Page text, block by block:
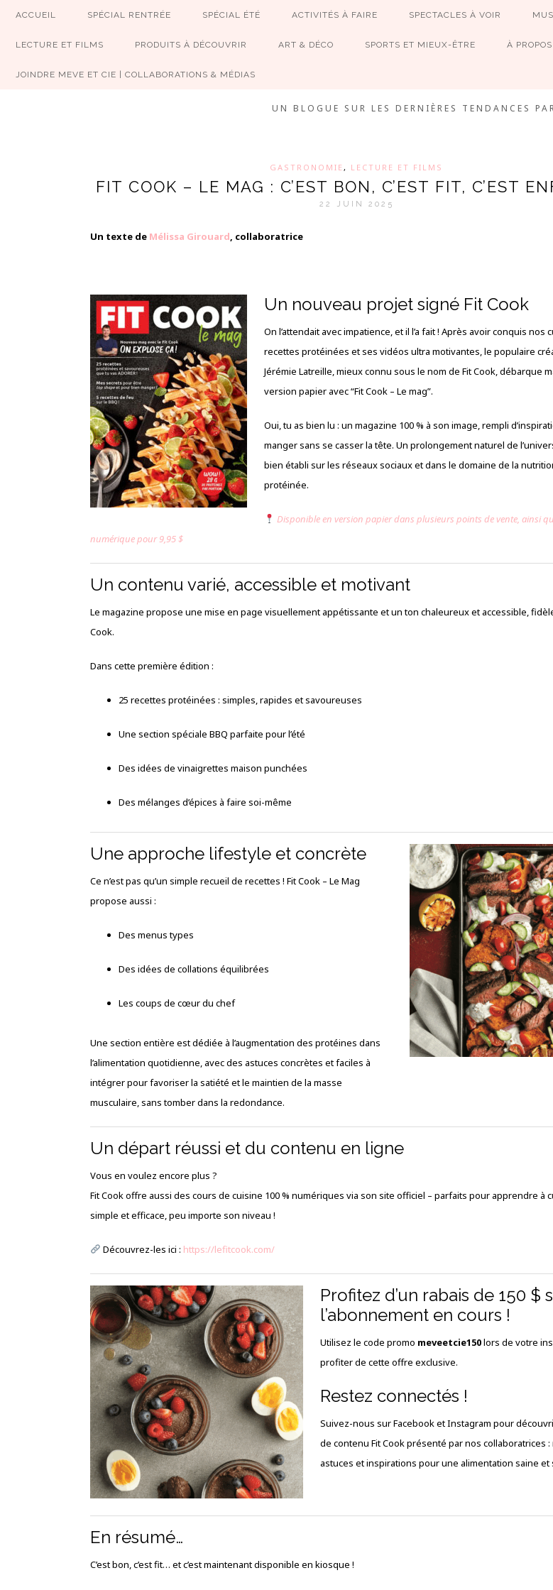
ACCUEIL SPÉCIAL RENTRÉE SPÉCIAL ÉTÉ ACTIVITÉS À FAIRE SPECTACLES À VOIR
LECTURE ET FILMS PRODUITS À DÉCOUVRIR ART & DÉCO SPORTS ET MIEUX-ÊTRE À PROPOS
JOINDRE MEVE ET CIE | COLLABORATIONS & MÉDIAS
UN BLOGUE SUR LES DERNIÈRES TENDANCES
GASTRONOMIE, LECTURE ET FILMS
FIT COOK – LE MAG : C’EST BON, C’EST FIT, C’EST
22 JUIN 2025
Un texte de Mélissa Girouard, collaboratrice
Un nouveau projet signé Fit Cook
On l’attendait avec impatience, et il l’a fait ! Après avoir conquis nos
recettes protéinées et ses vidéos ultra motivantes, le populaire
Jérémie Latreille, mieux connu sous le nom de Fit Cook, débarque
version papier avec “Fit Cook – Le mag”.
Oui, tu as bien lu : un magazine 100 % à son image, rempli
manger sans se casser la tête. Un prolongement naturel de
bien établi sur les réseaux sociaux et dans le domaine de la
protéinée.
Disponible en version papier dans plusieurs points de vente, ainsi
numérique pour 9,95 $
Un contenu varié, accessible et motivant
Le magazine propose une mise en page visuellement appétissante et un ton chaleureux et accessible,
Cook.
Dans cette première édition :
25 recettes protéinées : simples, rapides et savoureuses
Une section spéciale BBQ parfaite pour l’été
Des idées de vinaigrettes maison punchées
Des mélanges d’épices à faire soi-même
Une approche lifestyle et concrète
Ce n’est pas qu’un simple recueil de recettes ! Fit Cook – Le Mag
propose aussi :
Des menus types
Des idées de collations équilibrées
Les coups de cœur du chef
Une section entière est dédiée à l’augmentation des protéines dans
l’alimentation quotidienne, avec des astuces concrètes et faciles à
intégrer pour favoriser la satiété et le maintien de la masse
musculaire, sans tomber dans la redondance.
Un départ réussi et du contenu en ligne
Vous en voulez encore plus ?
Fit Cook offre aussi des cours de cuisine 100 % numériques via son site officiel – parfaits pour apprendre à
simple et efficace, peu importe son niveau !
Découvrez-les ici : https://lefitcook.com/
Profitez d’un rabais de 150 $
l’abonnement en cours !
Utilisez le code promo meveetcie150lors de votre
profiter de cette offre exclusive.
Restez connectés !
Suivez-nous sur Facebook et Instagram pour
de contenu Fit Cook présenté par nos collaboratrices
astuces et inspirations pour une alimentation saine et
En résumé…
C’est bon, c’est fit… et c’est maintenant disponible en kiosque !